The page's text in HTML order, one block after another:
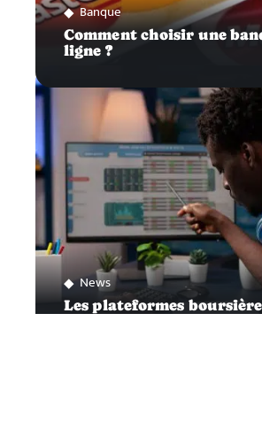
Banque
Comment choisir une
ligne ?
News
Les plateformes